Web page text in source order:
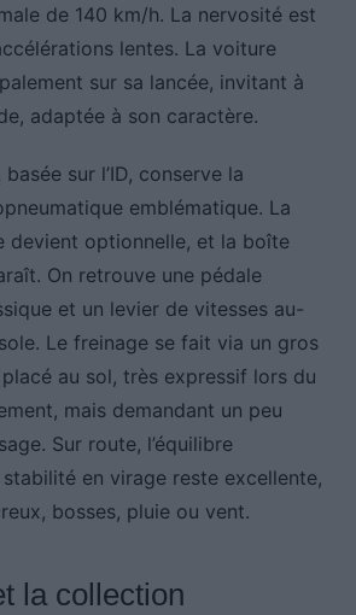
de 140 km/h. La nervosité est
lentes. La voiture
sur sa lancée, invitant à
adaptée à son caractère.
sur l’ID, conserve la
emblématique. La
devient optionnelle, et la boîte
On retrouve une pédale
et un levier de vitesses au-
Le freinage se fait via un gros
au sol, très expressif lors du
mais demandant un peu
Sur route, l’équilibre
en virage reste excellente,
bosses, pluie ou vent.
la collection